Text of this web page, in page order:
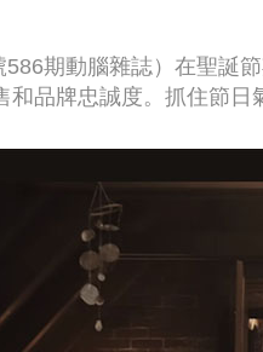
586期動腦雜誌）在聖誕
和品牌忠誠度。抓住節日